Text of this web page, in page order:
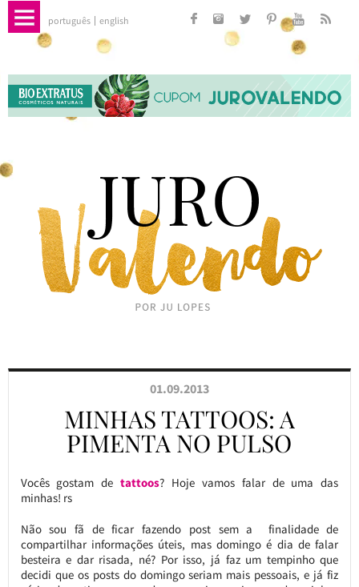
português english
01.09.2013
MINHAS TATTOOS: A
PIMENTA NO PULSO
Vocês gostam de tattoos? Hoje vamos falar de uma das
minhas! rs
Não sou fã de ficar fazendo post sem a finalidade de
compartilhar informações úteis, mas domingo é dia de falar
besteira e dar risada, né? Por isso, já faz um tempinho que
decidi que os posts do domingo seriam mais pessoais, e já fiz